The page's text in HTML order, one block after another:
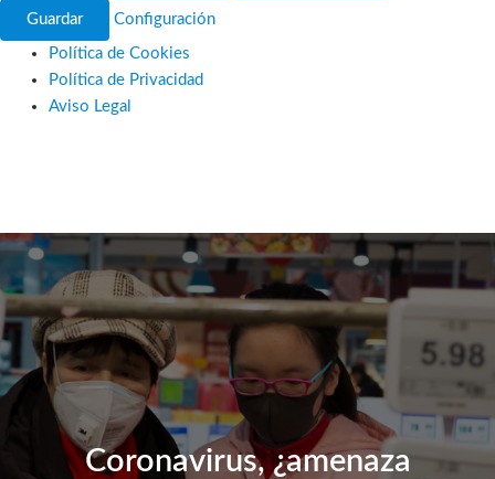
Guardar Configuración
Política de Cookies
Política de Privacidad
Aviso Legal
Coronavirus, ¿amenaza